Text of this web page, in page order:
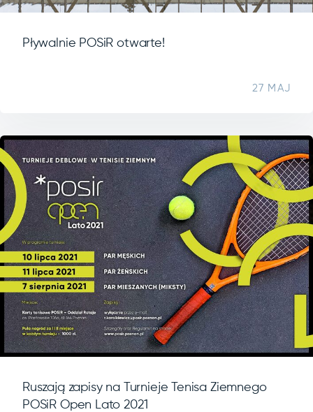
Pływalnie POSiR otwarte!
27 MAJ
Ruszają zapisy na Turnieje Tenisa Ziemnego
POSiR Open Lato 2021